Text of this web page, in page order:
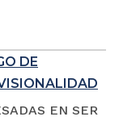
DE
EN SER